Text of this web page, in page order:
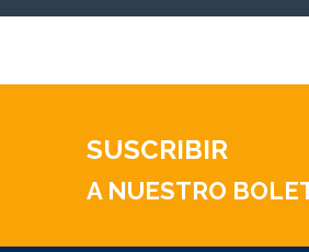
SUSCRIBIR
A NUESTRO